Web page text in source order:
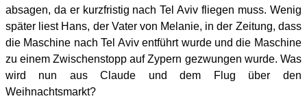
absagen, da er kurzfristig nach Tel Aviv fliegen muss. Wenig
später liest Hans, der Vater von Melanie, in der Zeitung, dass
die Maschine nach Tel Aviv entführt wurde und die Maschine
zu einem Zwischenstopp auf Zypern gezwungen wurde. Was
wird nun aus Claude und dem Flug über den
Weihnachtsmarkt?